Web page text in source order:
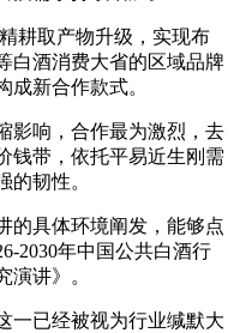
取产物升级，实现布
白酒消费大省的区域品牌
新合作款式。
响，合作最为激烈，去
钱带，依托平易近生刚需
的韧性。
具体环境阐发，能够点
2030年中国公共白酒行
演讲》。
已经被视为行业缄默大